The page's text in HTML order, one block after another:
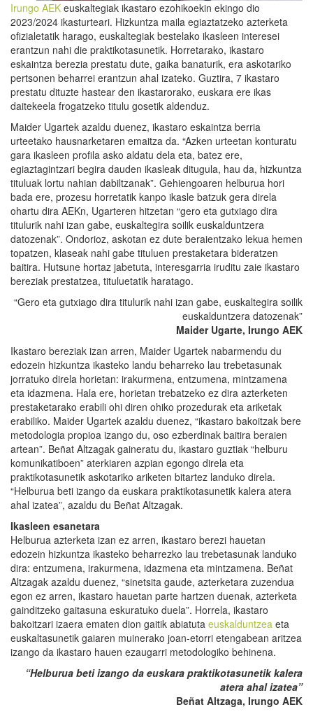
Irungo AEK euskaltegiak ikastaro ezohikoekin ekingo dio
2023/2024 ikasturteari. Hizkuntza maila egiaztatzeko azterketa
ofizialetatik harago, euskaltegiak bestelako ikasleen interesei
erantzun nahi die praktikotasunetik. Horretarako, ikastaro
eskaintza berezia prestatu dute, gaika banaturik, era askotariko
pertsonen beharrei erantzun ahal izateko. Guztira, 7 ikastaro
prestatu dituzte hastear den ikastarorako, euskara ere ikas
daitekeela frogatzeko titulu gosetik aldenduz.
Maider Ugartek azaldu duenez, ikastaro eskaintza berria
urteetako hausnarketaren emaitza da. “Azken urteetan konturatu
gara ikasleen profila asko aldatu dela eta, batez ere,
egiaztagintzari begira dauden ikasleak ditugula, hau da, hizkuntza
tituluak lortu nahian dabiltzanak”. Gehiengoaren helburua hori
bada ere, prozesu horretatik kanpo ikasle batzuk gera direla
ohartu dira AEKn, Ugarteren hitzetan “gero eta gutxiago dira
titulurik nahi izan gabe, euskaltegira soilik euskalduntzera
datozenak”. Ondorioz, askotan ez dute beraientzako lekua hemen
topatzen, klaseak nahi gabe tituluen prestaketara bideratzen
baitira. Hutsune hortaz jabetuta, interesgarria iruditu zaie ikastaro
bereziak prestatzea, tituluetatik haratago.
“Gero eta gutxiago dira titulurik nahi izan gabe, euskaltegira soilik
euskalduntzera datozenak”
Maider Ugarte, Irungo AEK
Ikastaro bereziak izan arren, Maider Ugartek nabarmendu du
edozein hizkuntza ikasteko landu beharreko lau trebetasunak
jorratuko direla horietan: irakurmena, entzumena, mintzamena
eta idazmena. Hala ere, horietan trebatzeko ez dira azterketen
prestaketarako erabili ohi diren ohiko prozedurak eta ariketak
erabiliko. Maider Ugartek azaldu duenez, “ikastaro bakoitzak bere
metodologia propioa izango du, oso ezberdinak baitira beraien
artean”. Beñat Altzagak gaineratu du, ikastaro guztiak “helburu
komunikatiboen” aterkiaren azpian egongo direla eta
praktikotasunetik askotariko ariketen bitartez landuko direla.
“Helburua beti izango da euskara praktikotasunetik kalera atera
ahal izatea”, azaldu du Beñat Altzagak.
Ikasleen esanetara
Helburua azterketa izan ez arren, ikastaro berezi hauetan
edozein hizkuntza ikasteko beharrezko lau trebetasunak landuko
dira: entzumena, irakurmena, idazmena eta mintzamena. Beñat
Altzagak azaldu duenez, “sinetsita gaude, azterketara zuzendua
egon ez arren, ikastaro hauetan parte hartzen duenak, azterketa
gainditzeko gaitasuna eskuratuko duela”. Horrela, ikastaro
bakoitzari izaera ematen dion gaitik abiatuta euskalduntzea eta
euskaltasunetik gaiaren muinerako joan-etorri etengabean aritzea
izango da ikastaro hauen ezaugarri metodologiko behinena.
“Helburua beti izango da euskara praktikotasunetik kalera
atera ahal izatea”
Beñat Altzaga, Irungo AEK